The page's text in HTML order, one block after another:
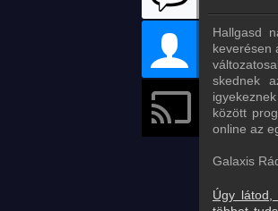
Hallgasd
keverésen
skednek
között
online az
Galaxis
Úgy látod,